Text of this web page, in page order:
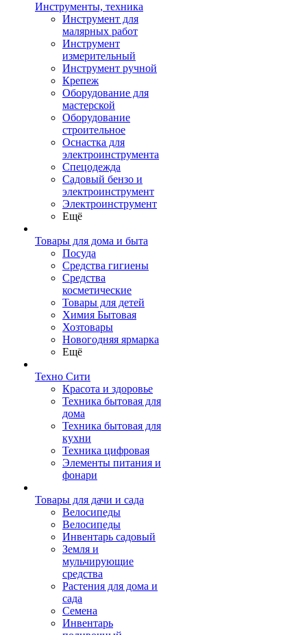
Инструменты, техника
Инструмент для
малярных работ
Инструмент
измерительный
Инструмент ручной
Крепеж
Оборудование для
мастерской
Оборудование
строительное
Оснастка для
электроинструмента
Спецодежда
Садовый бензо и
электроинструмент
Электроинструмент
Ещё
Товары для дома и быта
Посуда
Средства гигиены
Средства
косметические
Товары для детей
Химия Бытовая
Хозтовары
Новогодняя ярмарка
Ещё
Техно Сити
Красота и здоровье
Техника бытовая для
дома
Техника бытовая для
кухни
Техника цифровая
Элементы питания и
фонари
Товары для дачи и сада
Велосипеды
Велосипеды
Инвентарь садовый
Земля и
мульчирующие
средства
Растения для дома и
сада
Семена
Инвентарь